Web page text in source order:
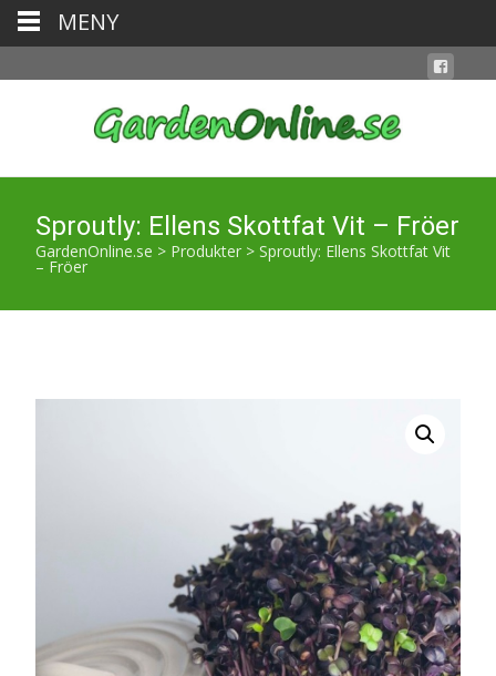
Sproutly: Ellens Skottfat Vit – Fröer
GardenOnline.se > Produkter > Sproutly: Ellens Skottfat Vit
– Fröer
MENY